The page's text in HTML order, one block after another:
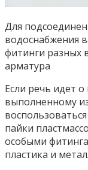
Для
водоснабжения
фитинги разных
арматура
Если речь идет
выполненному
пайки
особыми
пластика и